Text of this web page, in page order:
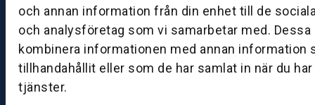
och annan information från din enhet till de
och analysföretag som vi samarbetar med. Dessa
kombinera informationen med annan information
tillhandahållit eller som de har samlat in när du
tjänster.
S
k
ö
v
d